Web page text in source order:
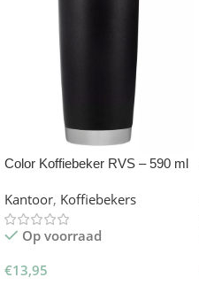
Color Koffiebeker RVS – 590 ml
Kantoor, Koffiebekers
Op voorraad
€13,95